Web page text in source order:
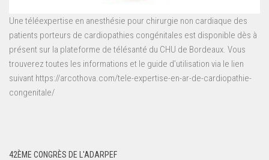
Une téléexpertise en anesthésie pour chirurgie non cardiaque des
patients porteurs de cardiopathies congénitales est disponible dès à
présent sur la plateforme de télésanté du CHU de Bordeaux. Vous
trouverez toutes les informations et le guide d’utilisation via le lien
suivant https://arcothova.com/tele-expertise-en-ar-de-cardiopathie-
congenitale/
42ÈME CONGRÈS DE L'ADARPEF